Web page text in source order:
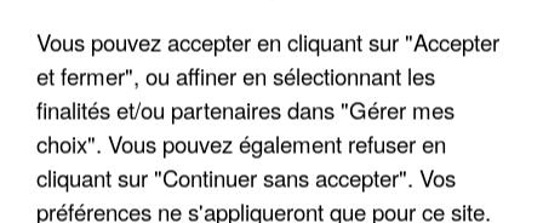
FRANCE
"JE SUIS À DISPOSITION DES
ENFOIRÉS"
Vous pouvez accepter en cliquant sur "Accepter
et fermer", ou affiner en sélectionnant les
finalités et/ou partenaires dans "Gérer mes
choix". Vous pouvez également refuser en
cliquant sur "Continuer sans accepter". Vos
préférences ne s'appliqueront que pour ce site.